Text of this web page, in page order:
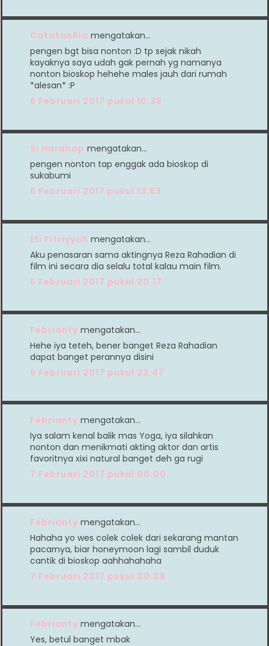
CatatanRia mengatakan…
pengen bgt bisa nonton :D tp sejak nikah
kayaknya saya udah gak pernah yg namanya
nonton bioskop hehehe males jauh dari rumah
*alesan* :P
6 Februari 2017 pukul 10.38
Si Harahap mengatakan…
pengen nonton tap enggak ada bioskop di
sukabumi
6 Februari 2017 pukul 13.53
Efi Fitriyyah mengatakan…
Aku penasaran sama aktingnya Reza Rahadian di
film ini secara dia selalu total kalau main film.
6 Februari 2017 pukul 20.17
Febrianty mengatakan…
Hehe iya teteh, bener banget Reza Rahadian
dapat banget perannya disini
6 Februari 2017 pukul 23.47
Febrianty mengatakan…
Iya salam kenal balik mas Yoga, iya silahkan
nonton dan menikmati akting aktor dan artis
favoritnya xixi natural banget deh ga rugi
7 Februari 2017 pukul 00.00
Febrianty mengatakan…
Hahaha yo wes colek colek dari sekarang mantan
pacarnya, biar honeymoon lagi sambil duduk
cantik di bioskop aahhahahaha
7 Februari 2017 pukul 00.08
Febrianty mengatakan…
Yes, betul banget mbak